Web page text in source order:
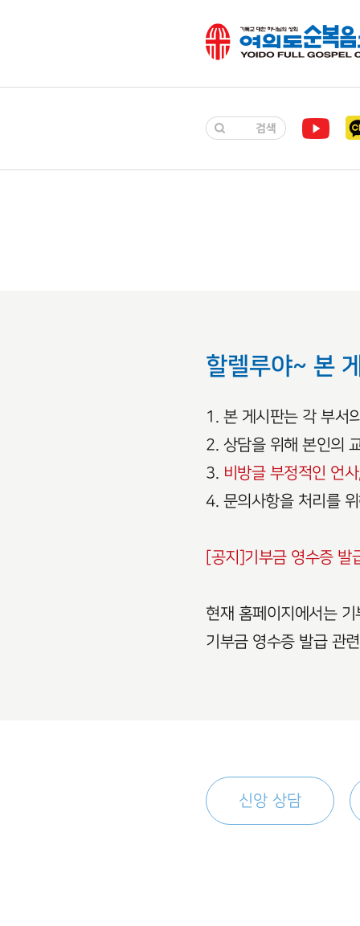
할렐루야~ 본
1. 본 게시판는 각 부서
2. 상담을 위해 본인의
3. 비방글 부정적인 언
4. 문의사항을 처리를
[공지]기부금 영수증 발
현재 홈페이지에서는
기부금 영수증 발급 관
신앙 상담